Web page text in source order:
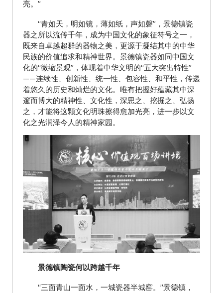
亮。”
“青如天，明如镜，薄如纸，声如磬”，景德镇瓷
器之所以流传千年，成为中国文化的象征符号之一，
既来自卓越超群的器物之美，更源于凝结其中的中华
民族的价值追求和精神世界。景德镇瓷器如同中国文
化的“微缩景观”，体现着中华文明的“五大突出特性”
——连续性、创新性、统一性、包容性、和平性，传递
着悠久的历史和灿烂的文化。唯有把握好蕴藏其中深
邃而博大的精神性、文化性，深思之、挖掘之、弘扬
之，才能将这颗文化明珠擦得愈加光亮，进一步以文
化之光润泽今人的精神家园。
景德镇陶瓷何以跨越千年
“三面青山一面水，一城瓷器半城窑。”景德镇，